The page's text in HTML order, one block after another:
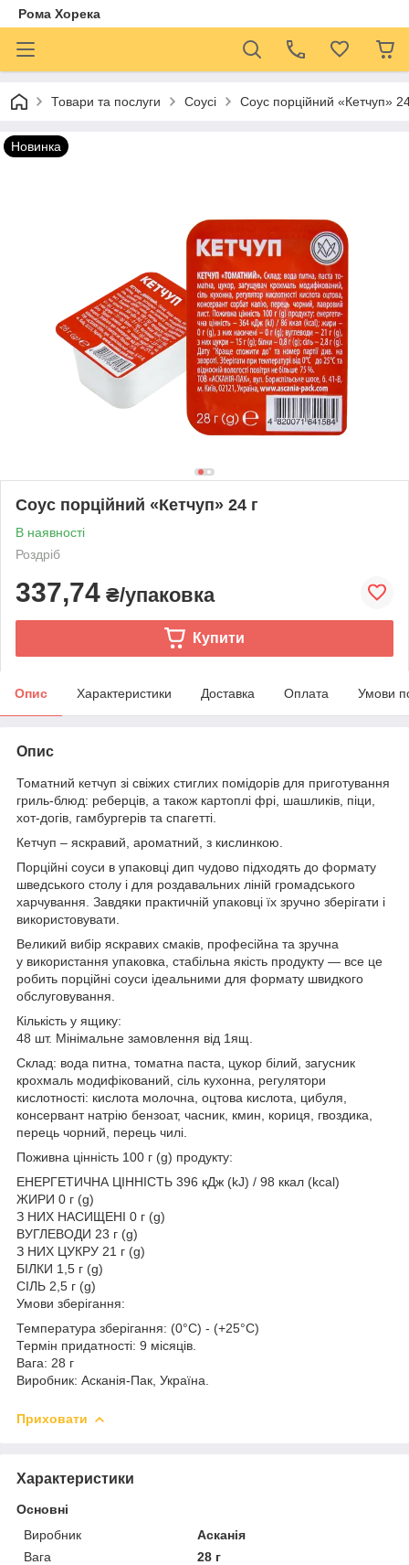
Рома Хорека
Товари та послуги Соусі Соус порційний «Кетчуп»
Новинка
Соус порційний «Кетчуп» 24 г
В наявності
Роздріб
337,74 ₴/упаковка
Купити
Опис Характеристики Доставка Оплата Умови
Опис
Томатний кетчуп зі свіжих стиглих помідорів для приготування
гриль-блюд: реберців, а також картоплі фрі, шашликів, піци,
хот-догів, гамбургерів та спагетті.
Кетчуп – яскравий, ароматний, з кислинкою.
Порційні соуси в упаковці дип чудово підходять до формату
шведського столу і для роздавальних ліній громадського
харчування. Завдяки практичній упаковці їх зручно зберігати і
використовувати.
Великий вибір яскравих смаків, професійна та зручна
у використання упаковка, стабільна якість продукту — все це
робить порційні соуси ідеальними для формату швидкого
обслуговування.
Кількість у ящику:
48 шт. Мінімальне замовлення від 1ящ.
Склад: вода питна, томатна паста, цукор білий, загусник
крохмаль модифікований, сіль кухонна, регулятори
кислотності: кислота молочна, оцтова кислота, цибуля,
консервант натрію бензоат, часник, кмин, кориця, гвоздика,
перець чорний, перець чилі.
Поживна цінність 100 г (g) продукту:
ЕНЕРГЕТИЧНА ЦІННІСТЬ 396 кДж (kJ) / 98 ккал (kcal)
ЖИРИ 0 г (g)
З НИХ НАСИЩЕНІ 0 г (g)
ВУГЛЕВОДИ 23 г (g)
З НИХ ЦУКРУ 21 г (g)
БІЛКИ 1,5 г (g)
СІЛЬ 2,5 г (g)
Умови зберігання:
Температура зберігання: (0°C) - (+25°C)
Термін придатності: 9 місяців.
Вага: 28 г
Виробник: Асканія-Пак, Україна.
Приховати
Характеристики
Основні
Виробник
Асканія
Вага
28 г